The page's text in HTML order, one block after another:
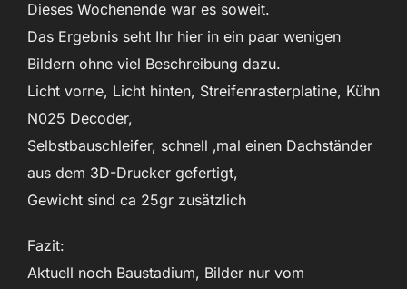
Dieses Wochenende war es soweit.
Das Ergebnis seht Ihr hier in ein paar wenigen
Bildern ohne viel Beschreibung dazu.
Licht vorne, Licht hinten, Streifenrasterplatine, Kühn
N025 Decoder,
Selbstbauschleifer, schnell ‚mal einen Dachständer
aus dem 3D-Drucker gefertigt,
Gewicht sind ca 25gr zusätzlich
Fazit:
Aktuell noch Baustadium, Bilder nur vom